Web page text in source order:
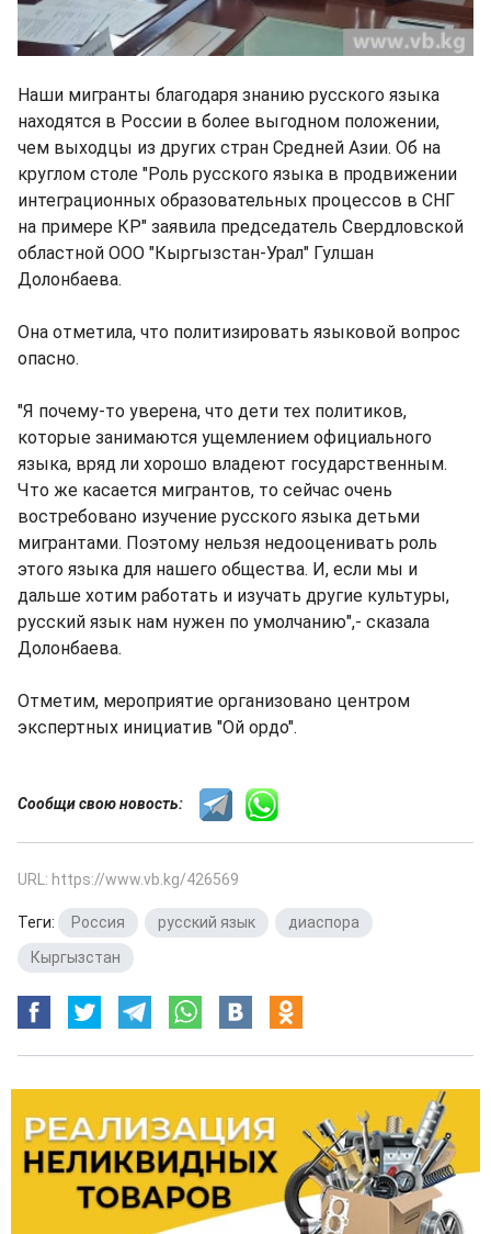
Наши мигранты благодаря знанию русского языка
находятся в России в более выгодном положении,
чем выходцы из других стран Средней Азии. Об на
круглом столе "Роль русского языка в продвижении
интеграционных образовательных процессов в СНГ
на примере КР" заявила председатель Свердловской
областной ООО "Кыргызстан-Урал" Гулшан
Долонбаева.
Она отметила, что политизировать языковой вопрос
опасно.
"Я почему-то уверена, что дети тех политиков,
которые занимаются ущемлением официального
языка, вряд ли хорошо владеют государственным.
Что же касается мигрантов, то сейчас очень
востребовано изучение русского языка детьми
мигрантами. Поэтому нельзя недооценивать роль
этого языка для нашего общества. И, если мы и
дальше хотим работать и изучать другие культуры,
русский язык нам нужен по умолчанию",- сказала
Долонбаева.
Отметим, мероприятие организовано центром
экспертных инициатив "Ой ордо".
Сообщи свою новость:
URL: https://www.vb.kg/426569
Теги: Россия русский язык диаспора
Кыргызстан